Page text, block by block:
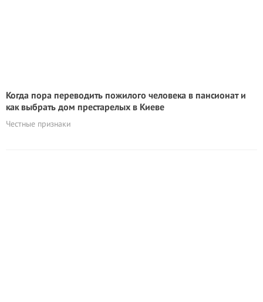
Когда пора переводить пожилого человека в пансионат и
как выбрать дом престарелых в Киеве
Честные признаки